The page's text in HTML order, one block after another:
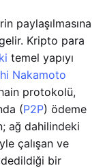
paylaşılmasına
Kripto para
temel yapıyı
Nakamoto
protokolü,
(P2P) ödeme
ağ dahilindeki
çalışan ve
bir